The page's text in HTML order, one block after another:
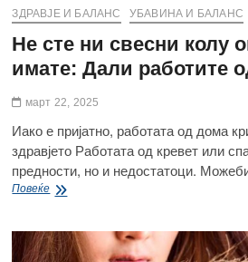
ЗДРАВЈЕ И БАЛАНС УБАВИНА И БАЛАНС
Не сте ни свесни колу
имате: Дали работите
март 22, 2025
Иако е пријатно, работата од дома
здравјето Работата од кревет или
предности, но и недостатоци.
ПовеќеНе
свесни
колу